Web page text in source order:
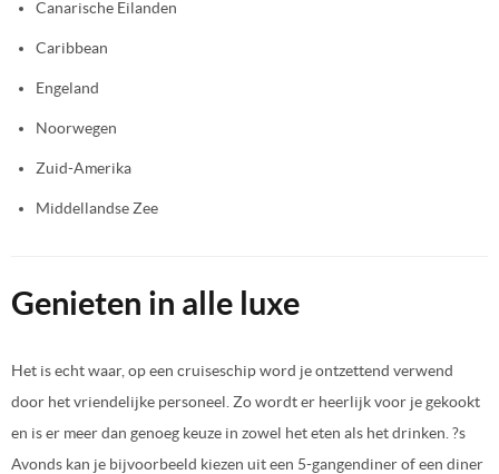
Canarische Eilanden
Caribbean
Engeland
Noorwegen
Zuid-Amerika
Middellandse Zee
Genieten in alle luxe
Het is echt waar, op een cruiseschip word je ontzettend verwend
door het vriendelijke personeel. Zo wordt er heerlijk voor je gekookt
en is er meer dan genoeg keuze in zowel het eten als het drinken. ?s
Avonds kan je bijvoorbeeld kiezen uit een 5-gangendiner of een diner